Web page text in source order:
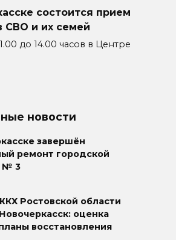
состоится прием
СВО и их семей
до 14.00 часов в Центре
новости
завершён
ремонт городской
№ 3
Ростовской области
оценка
восстановления